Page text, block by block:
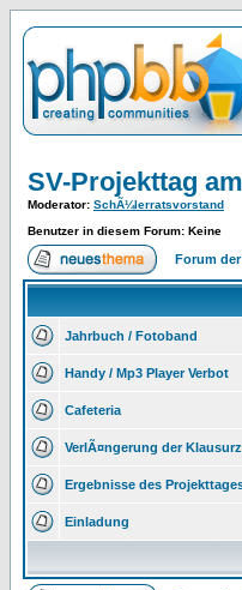
SV-Projekttag
Moderator: SchÃ¼lerratsvorstand
Benutzer in diesem Forum: Keine
Forum
Jahrbuch / Fotoband
Handy / Mp3 Player Verbot
Cafeteria
VerlÃ¤ngerung der
Ergebnisse des
Einladung